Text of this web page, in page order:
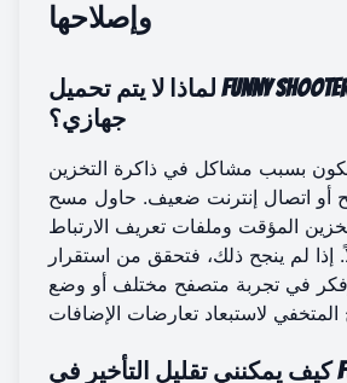
وإصلاحها
لماذا لا يتم تحميل Funny Shooter 2 على
جهازي؟
يكون بسبب مشاكل في ذاكرة التخزين
أو اتصال إنترنت ضعيف. حاول مسح
المؤقت وملفات تعريف الارتباط
إذا لم ينجح ذلك، فتحقق من استقرار
وفكر في تجربة متصفح مختلف أو وضع
كيف يمكنني تقليل التأخير في Funny Shooter